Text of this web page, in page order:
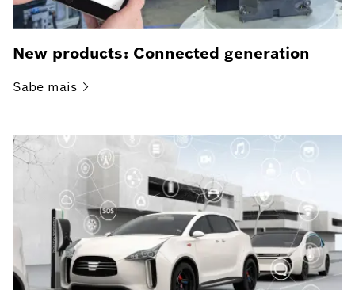
New products: Connected generation
Sabe mais